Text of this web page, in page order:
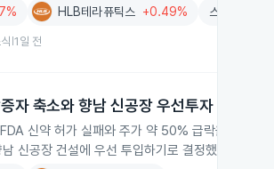
HLB테라퓨틱스 +0.49% 스몰인사이
1일 전
자 축소와 향남 신공장 우선투자
신약 허가 실패와 주가 약 50% 급락을 계기
신공장 건설에 우선 투입하기로 결정했습니다.